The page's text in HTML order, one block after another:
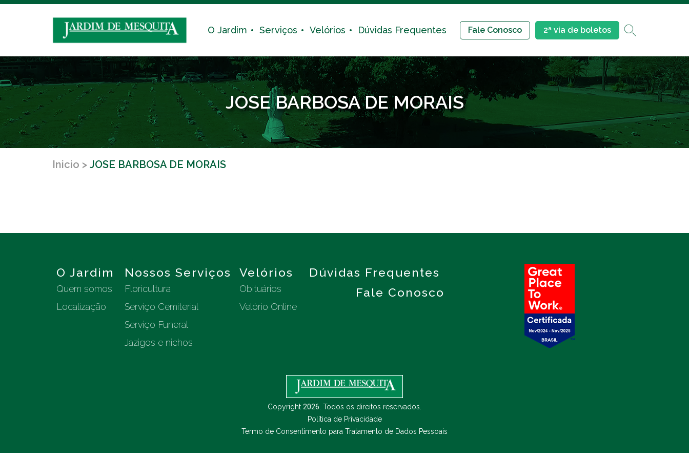
O Jardim Serviços Velórios Dúvidas Frequentes Fale Conosco 2ª via de boletos
JOSE BARBOSA DE MORAIS
Inicio JOSE BARBOSA DE MORAIS
O Jardim
Quem somos
Localização
Nossos Serviços
Floricultura
Serviço Cemiterial
Serviço Funeral
Jazigos e nichos
Velórios
Obituários
Velório Online
Dúvidas Frequentes
Fale Conosco
Copyright 2026 . Todos os direitos reservados.
Política de Privacidade
Termo de Consentimento para Tratamento de Dados Pessoais